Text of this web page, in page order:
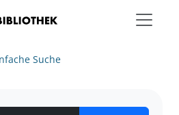
Suche